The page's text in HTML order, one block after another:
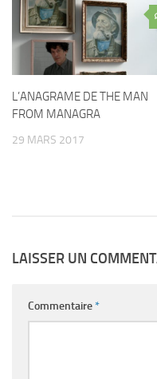
L’ANAGRAME DE THE MAN
FROM MANAGRA
29 MARS 2017
LAISSER UN
Commentaire*